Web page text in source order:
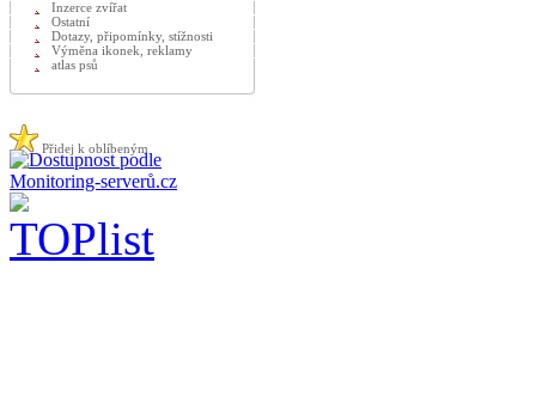
Inzerce zvířat
Ostatní
Dotazy, připomínky, stížnosti
Výměna ikonek, reklamy
atlas psů
Přidej k oblíbeným